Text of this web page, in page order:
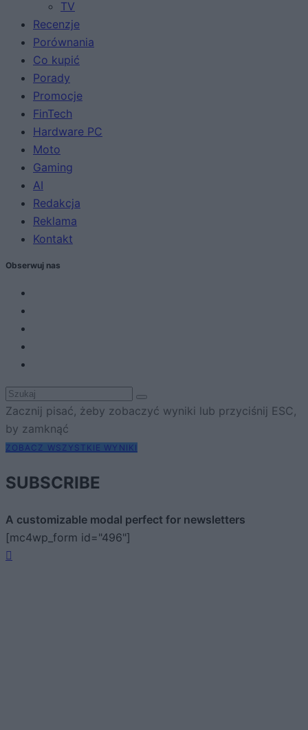
TV
Recenzje
Porównania
Co kupić
Porady
Promocje
FinTech
Hardware PC
Moto
Gaming
AI
Redakcja
Reklama
Kontakt
Obserwuj nas
Zacznij pisać, żeby zobaczyć wyniki lub przyciśnij ESC,
by zamknąć
ZOBACZ WSZYSTKIE WYNIKI
SUBSCRIBE
A customizable modal perfect for newsletters
[mc4wp_form id="496"]